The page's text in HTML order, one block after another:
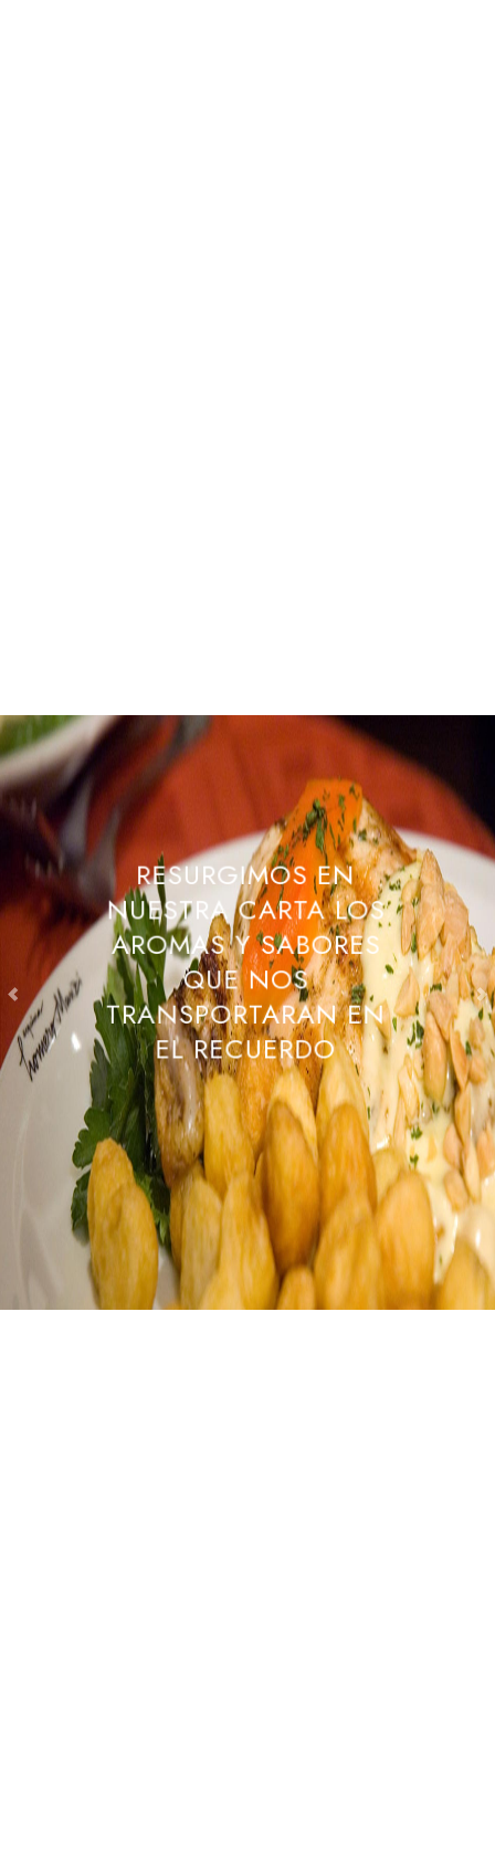
RESURGIMOS EN
NUESTRA CARTA LOS
AROMAS Y SABORES
QUE NOS
TRANSPORTARAN EN
EL RECUERDO